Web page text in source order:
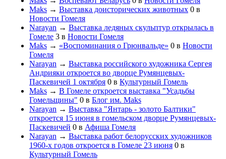
Maks → Выставка доисторических животных 0 в
Новости Гомеля
Narayan → Выставка ледяных скульптур открылась в
Гомеле 3 в Новости Гомеля
Maks → «Воспоминания о Грюнвальде» 0 в Новости
Гомеля
Narayan → Выставка российского художника Сергея
Андрияки откроется во дворце Румянцевых-
Паскевичей 1 октября 0 в Культурный Гомель
Maks → В Гомеле откроется выставка "Усадьбы
Гомельщины" 0 в Блог им. Maks
Narayan → Выставка "Янтарь - золото Балтики"
откроется 15 июня в гомельском дворце Румянцевых-
Паскевичей 0 в Афиша Гомеля
Narayan → Выставка работ белорусских художников
1960-х годов откроется в Гомеле 23 июня 0 в
Культурный Гомель